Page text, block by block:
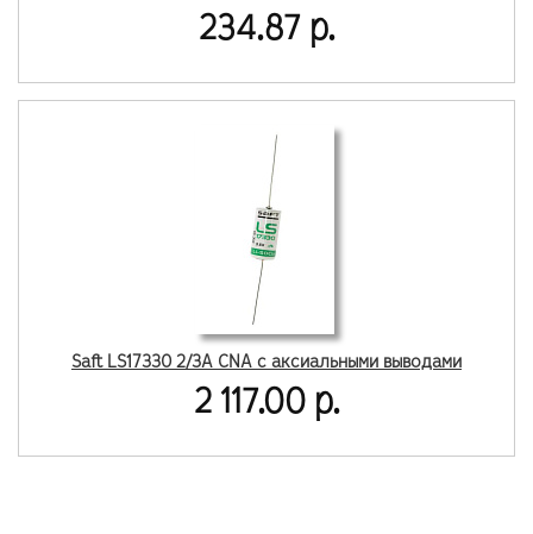
234.87 р.
Saft LS17330 2/3A CNA с аксиальными выводами
2 117.00 р.